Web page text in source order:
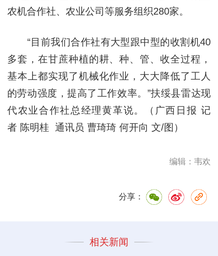
农机合作社、农业公司等服务组织280家。
“目前我们合作社有大型跟中型的收割机40
多套，在甘蔗种植的耕、种、管、收全过程，
基本上都实现了机械化作业，大大降低了工人
的劳动强度，提高了工作效率。”扶绥县雷达现
代农业合作社总经理黄革说。
（广西日报 记
者 陈明桂 通讯员 曹琦琦 何开向 文/图）
编辑：韦欢
分享：
相关新闻